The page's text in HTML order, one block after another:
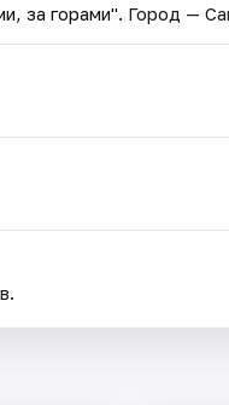
за горами". Город —